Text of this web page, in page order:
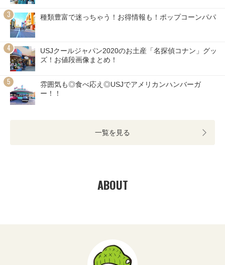
種類豊富で迷っちゃう！お得情報も！ポップコーンパパ
USJクールジャパン2020のお土産「名探偵コナン」グッ
ズ！お値段画像まとめ！
雰囲気も◎食べ応え◎USJでアメリカンハンバーガ
ー！！
一覧を見る
ABOUT